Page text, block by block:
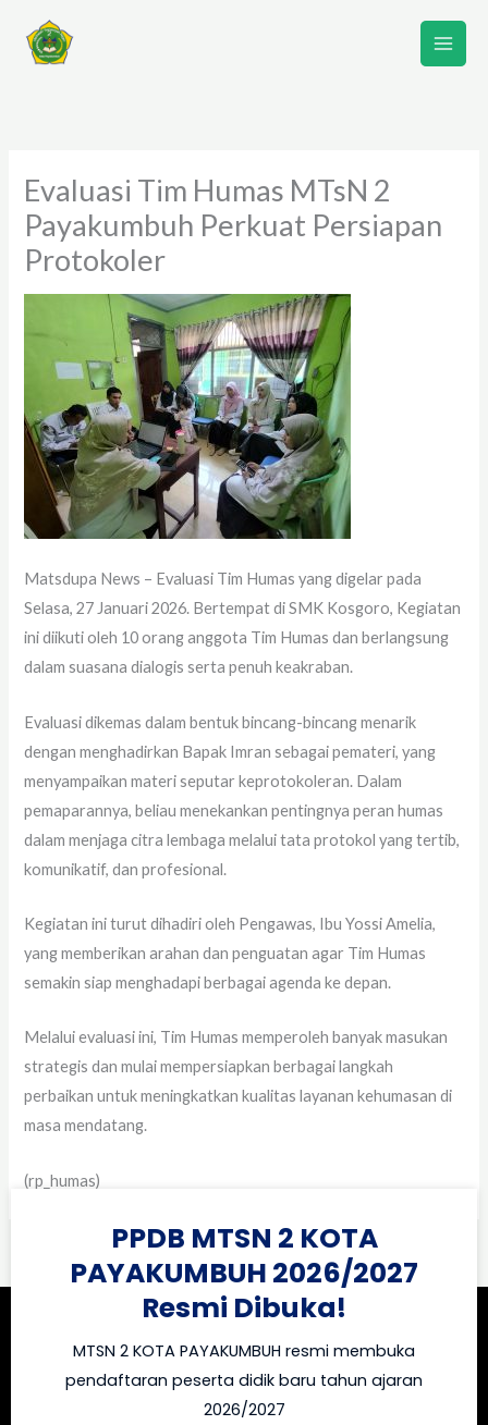
Evaluasi Tim Humas MTsN 2
Payakumbuh Perkuat Persiapan
Protokoler
Matsdupa News – Evaluasi Tim Humas yang digelar pada
Selasa, 27 Januari 2026. Bertempat di SMK Kosgoro, Kegiatan
ini diikuti oleh 10 orang anggota Tim Humas dan berlangsung
dalam suasana dialogis serta penuh keakraban.
Evaluasi dikemas dalam bentuk bincang-bincang menarik
dengan menghadirkan Bapak Imran sebagai pemateri, yang
menyampaikan materi seputar keprotokoleran. Dalam
pemaparannya, beliau menekankan pentingnya peran humas
dalam menjaga citra lembaga melalui tata protokol yang tertib,
komunikatif, dan profesional.
Kegiatan ini turut dihadiri oleh Pengawas, Ibu Yossi Amelia,
yang memberikan arahan dan penguatan agar Tim Humas
semakin siap menghadapi berbagai agenda ke depan.
Melalui evaluasi ini, Tim Humas memperoleh banyak masukan
strategis dan mulai mempersiapkan berbagai langkah
perbaikan untuk meningkatkan kualitas layanan kehumasan di
masa mendatang.
(rp_humas)
PPDB MTSN 2 KOTA
PAYAKUMBUH 2026/2027
Resmi Dibuka!
MTSN 2 KOTA PAYAKUMBUH resmi membuka
pendaftaran peserta didik baru tahun ajaran
2026/2027